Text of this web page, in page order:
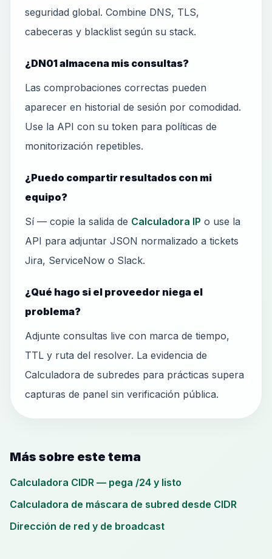
seguridad global. Combine DNS, TLS,
cabeceras y blacklist según su stack.
¿DN01 almacena mis consultas?
Las comprobaciones correctas pueden
aparecer en historial de sesión por comodidad.
Use la API con su token para políticas de
monitorización repetibles.
¿Puedo compartir resultados con mi
equipo?
Sí — copie la salida de Calculadora IP o use la
API para adjuntar JSON normalizado a tickets
Jira, ServiceNow o Slack.
¿Qué hago si el proveedor niega el
problema?
Adjunte consultas live con marca de tiempo,
TTL y ruta del resolver. La evidencia de
Calculadora de subredes para prácticas supera
capturas de panel sin verificación pública.
Más sobre este tema
Calculadora CIDR — pega /24 y listo
Calculadora de máscara de subred desde CIDR
Dirección de red y de broadcast